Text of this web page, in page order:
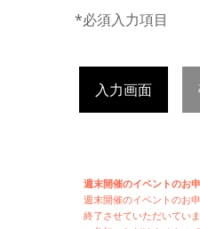
*必須入力項目
入力画面
週末開催のイベントのお
週末開催のイベントのお
終了させていただいてい